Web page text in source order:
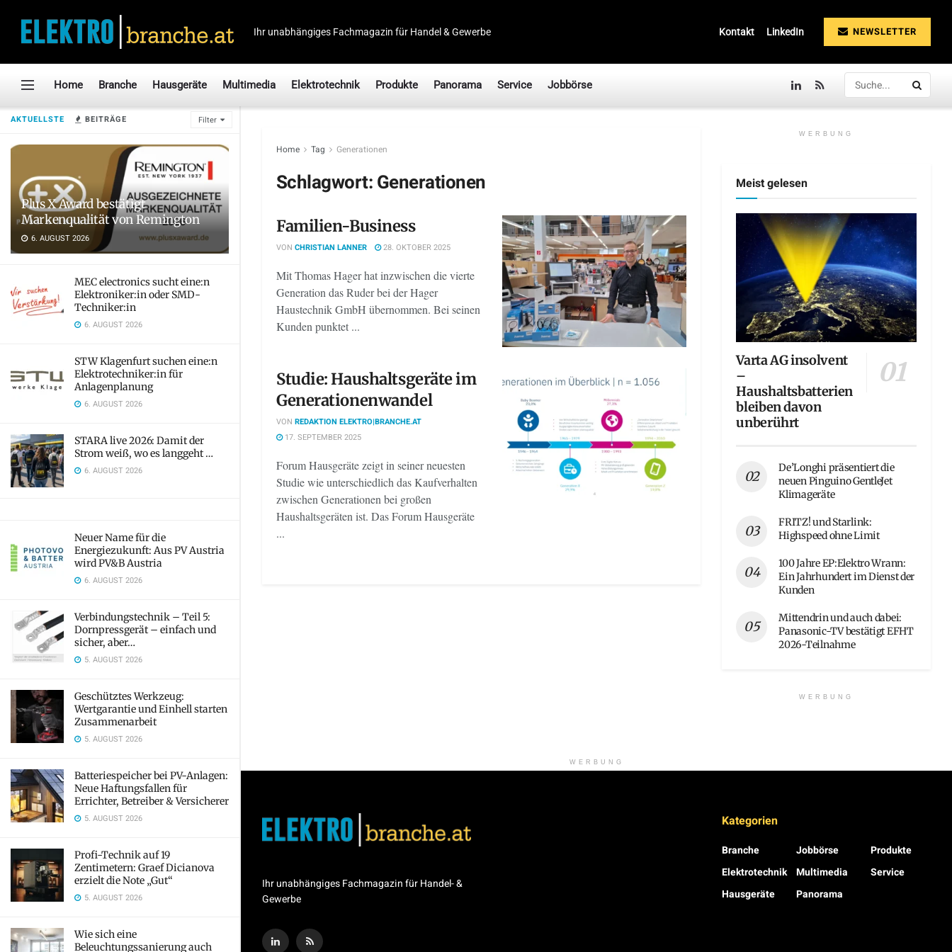
AKTUELLSTE BEITRÄGE Filter
Plus X Award bestätigt
Markenqualität von Remington
6. AUGUST 2026
MEC electronics sucht eine:n
Elektroniker:in oder SMD-
Techniker:in
6. AUGUST 2026
STW Klagenfurt suchen eine:n
Elektrotechniker:in für
Anlagenplanung
6. AUGUST 2026
STARA live 2026: Damit der
Strom weiß, wo es langgeht …
6. AUGUST 2026
Neuer Name für die
Energiezukunft: Aus PV Austria
wird PV&B Austria
6. AUGUST 2026
Verbindungstechnik – Teil 5:
Dornpressgerät – einfach und
sicher, aber…
5. AUGUST 2026
Geschütztes Werkzeug:
Wertgarantie und Einhell starten
Zusammenarbeit
5. AUGUST 2026
Batteriespeicher bei PV-Anlagen:
Neue Haftungsfallen für
Errichter, Betreiber & Versicherer
5. AUGUST 2026
Profi-Technik auf 19
Zentimetern: Graef Dicianova
erzielt die Note „Gut“
5. AUGUST 2026
Wie sich eine
Beleuchtungssanierung auch
Ihr unabhängiges Fachmagazin für Handel & Gewerbe Kontakt LinkedIn NEWSLETTER
Home Branche Hausgeräte Multimedia Elektrotechnik Produkte Panorama Service Jobbörse
Home Tag Generationen
Schlagwort:Generationen
Familien-Business
VON CHRISTIAN LANNER 28. OKTOBER 2025
Mit Thomas Hager hat inzwischen die vierte
Generation das Ruder bei der Hager
Haustechnik GmbH übernommen. Bei seinen
Kunden punktet ...
Studie: Haushaltsgeräte im
Generationenwandel
VON REDAKTION ELEKTRO|BRANCHE.AT
17. SEPTEMBER 2025
Forum Hausgeräte zeigt in seiner neuesten
Studie wie unterschiedlich das Kaufverhalten
zwischen Generationen bei großen
Haushaltsgeräten ist. Das Forum Hausgeräte
...
WERBUNG
Meist gelesen
Varta AG insolvent
–
Haushaltsbatterien
bleiben davon
unberührt
De’Longhi präsentiert die
neuen Pinguino GentleJet
Klimageräte
FRITZ! und Starlink:
Highspeed ohne Limit
100 Jahre EP:Elektro Wrann:
Ein Jahrhundert im Dienst der
Kunden
Mittendrin und auch dabei:
Panasonic-TV bestätigt EFHT
2026-Teilnahme
WERBUNG
WERBUNG
Ihr unabhängiges Fachmagazin für Handel- &
Gewerbe
Kategorien
Branche
Elektrotechnik
Hausgeräte
Jobbörse
Multimedia
Panorama
Produkte
Service